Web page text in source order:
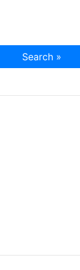
Search »